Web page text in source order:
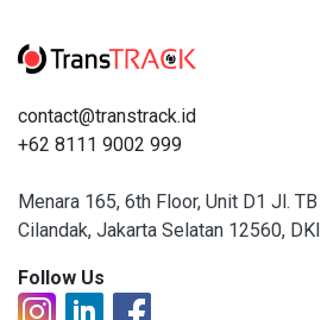
contact@transtrack.id
+62 8111 9002 999
Menara 165, 6th Floor, Unit D1 Jl.
Cilandak, Jakarta Selatan 12560,
Follow Us